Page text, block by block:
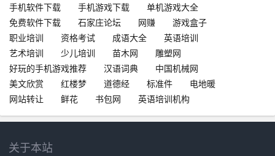
手机软件下载
手机游戏下载
单机游戏大全
免费软件下载
石家庄论坛 网赚
游戏盒子
职业培训
资格考试 成语大全
英语培训
艺术培训
少儿培训 苗木网
雕塑网
好玩的手机游戏推荐
汉语词典
中国机械网
美文欣赏
红楼梦 道德经 标准件
电地暖
网站转让
鲜花 书包网 英语培训机构
关于本站